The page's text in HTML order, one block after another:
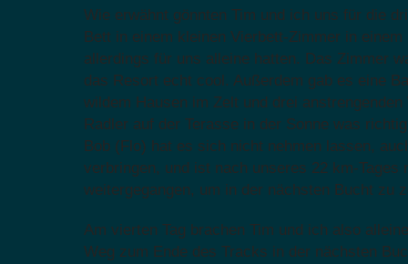
Wie erwähnt gönnten Tim und ich uns für die
Bett in einem kleinen Vierbett-Zimmer in
allerdings für uns alleine hatten. Das Zimmer
das Resort echt cool. Außerdem gab es eine
wildem Hausen im Zelt und drei
Radler auf der Terasse in der Sonne was
Bob (Flo) hat es sich nicht nehmen lassen,
verbringen, und ist nach unseres 22 km-Tages
weitergegangen, um in der nächsten Bucht zu
Am vierten Tag brachen Tim und ich also
Weg zum Ende des Tracks in der nächsten